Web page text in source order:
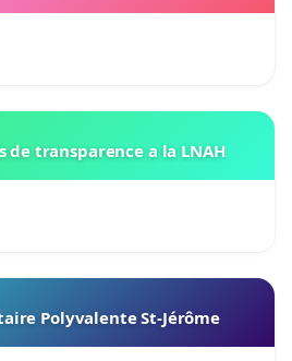
de transparence a la LNAH
Polyvalente St-Jérôme